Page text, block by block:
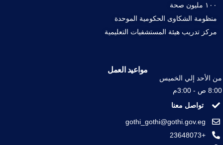
١٠٠ مليون صحة
منظومة الشكاوى الحكومية الموحدة
مركز تدريب هيئة المستشفيات التعليمية
مواعيد العمل
من الأحد إلي الخميس
8:00 ص - 3:00م
تواصل معنا
gothi_gothi@gothi.gov.eg
+23648073